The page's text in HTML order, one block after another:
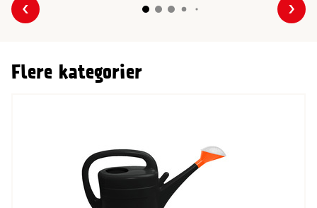
Forrige
Flere kategorier